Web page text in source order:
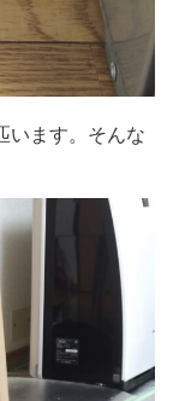
います。そんな